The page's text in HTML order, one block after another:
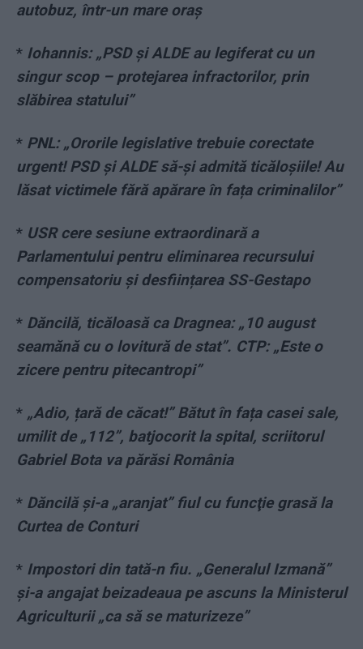
autobuz, într-un mare oraș
* Iohannis: „PSD și ALDE au legiferat cu un
singur scop – protejarea infractorilor, prin
slăbirea statului”
* PNL: „Ororile legislative trebuie corectate
urgent! PSD și ALDE să-și admită ticăloșiile! Au
lăsat victimele fără apărare în fața criminalilor”
* USR cere sesiune extraordinară a
Parlamentului pentru eliminarea recursului
compensatoriu și desființarea SS-Gestapo
* Dăncilă, ticăloasă ca Dragnea: „10 august
seamănă cu o lovitură de stat”. CTP: „Este o
zicere pentru pitecantropi”
* „Adio, țară de căcat!” Bătut în fața casei sale,
umilit de „112”, batjocorit la spital, scriitorul
Gabriel Bota va părăsi România
* Dăncilă și-a „aranjat” fiul cu funcţie grasă la
Curtea de Conturi
* Impostori din tată-n fiu. „Generalul Izmană”
și-a angajat beizadeaua pe ascuns la Ministerul
Agriculturii „ca să se maturizeze”